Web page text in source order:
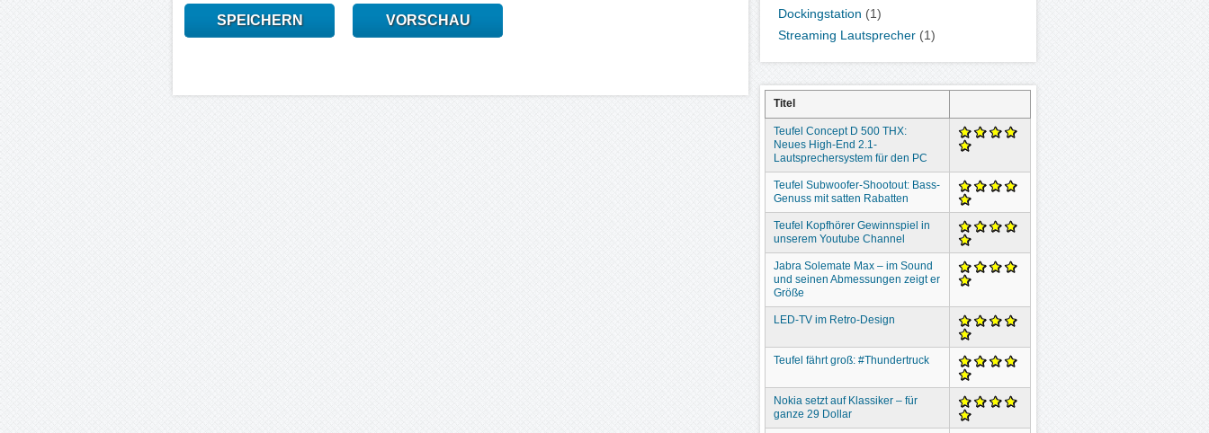
SPEICHERN VORSCHAU
Dockingstation (1)
Streaming Lautsprecher (1)
Titel
Teufel Concept D 500 THX:
Neues High-End 2.1-
Lautsprechersystem für den PC
Teufel Subwoofer-Shootout: Bass-
Genuss mit satten Rabatten
Teufel Kopfhörer Gewinnspiel in
unserem Youtube Channel
Jabra Solemate Max – im Sound
und seinen Abmessungen zeigt er
Größe
LED-TV im Retro-Design
Teufel fährt groß: #Thundertruck
Nokia setzt auf Klassiker – für
ganze 29 Dollar